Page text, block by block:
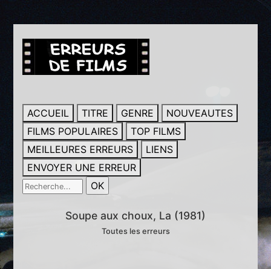
ACCUEIL TITRE GENRE
NOUVEAUTES
FILMS POPULAIRES
TOP FILMS
MEILLEURES ERREURS
LIENS
ENVOYER UNE ERREUR
Soupe aux choux, La (1981)
Toutes les erreurs